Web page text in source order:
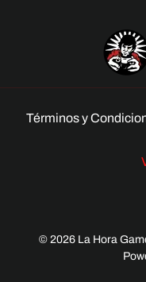
Términos y
© 2026 La Hora